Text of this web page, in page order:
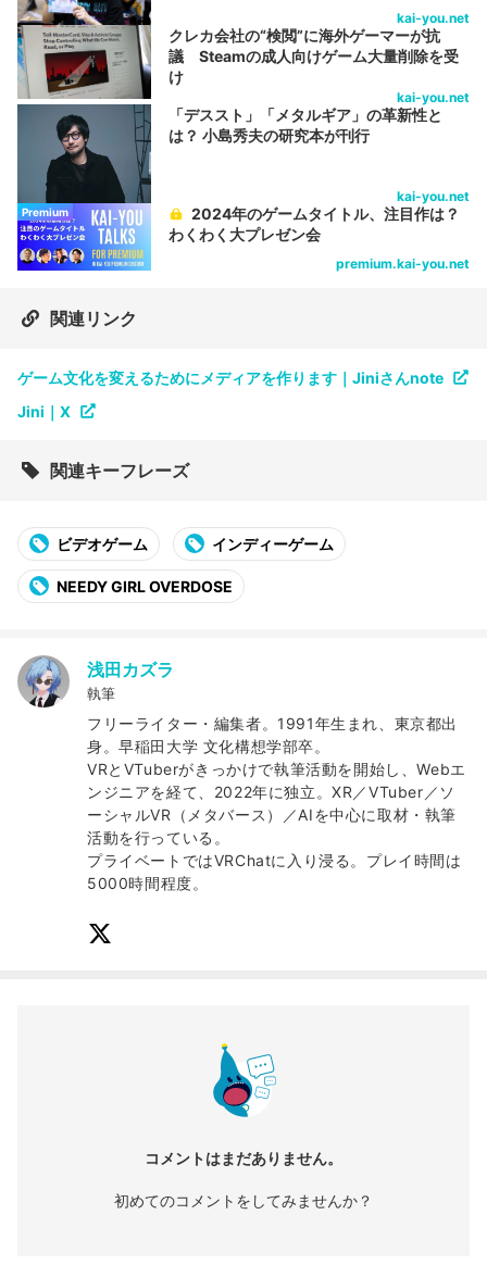
kai-you.net
クレカ会社の“検閲”に海外ゲーマーが抗
議 Steamの成人向けゲーム大量削除を受
け
kai-you.net
「デススト」「メタルギア」の革新性と
は？ 小島秀夫の研究本が刊行
kai-you.net
Premium
2024年のゲームタイトル、注目作は？
わくわく大プレゼン会
premium.kai-you.net
関連リンク
ゲーム文化を変えるためにメディアを作ります｜Jiniさんnote
Jini｜X
関連キーフレーズ
ビデオゲーム インディーゲーム
NEEDY GIRL OVERDOSE
浅田カズラ
執筆
フリーライター・編集者。1991年生まれ、東京都出
身。早稲田大学 文化構想学部卒。
VRとVTuberがきっかけで執筆活動を開始し、Webエ
ンジニアを経て、2022年に独立。XR／VTuber／ソ
ーシャルVR（メタバース）／AIを中心に取材・執筆
活動を行っている。
プライベートではVRChatに入り浸る。プレイ時間は
5000時間程度。
コメントはまだありません。
初めてのコメントをしてみませんか？